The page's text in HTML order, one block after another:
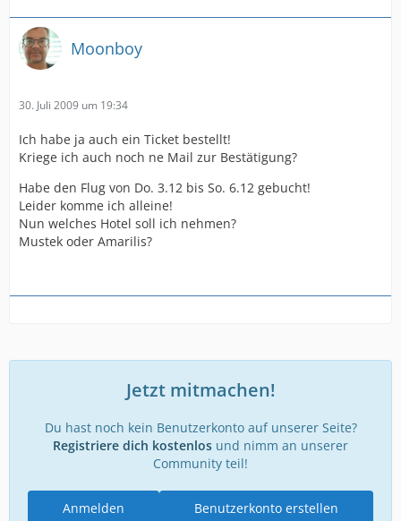
Moonboy
30. Juli 2009 um 19:34
Ich habe ja auch ein Ticket bestellt!
Kriege ich auch noch ne Mail zur Bestätigung?
Habe den Flug von Do. 3.12 bis So. 6.12 gebucht!
Leider komme ich alleine!
Nun welches Hotel soll ich nehmen?
Mustek oder Amarilis?
Jetzt mitmachen!
Du hast noch kein Benutzerkonto auf unserer Seite?
Registriere dich kostenlos und nimm an unserer
Community teil!
Benutzerkonto erstellen
Anmelden